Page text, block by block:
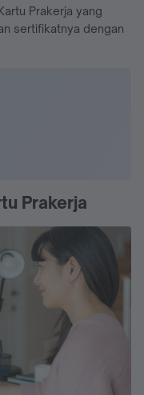
Prakerja yang
sertifikatnya dengan
Prakerja